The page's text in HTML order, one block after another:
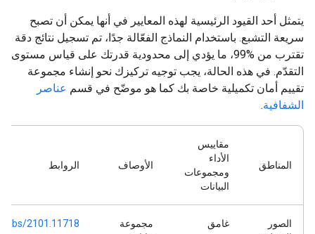
يتمثل أحد القيود الرئيسية لهذه المعايير في أنها يمكن أن تصبح
سريعة التشبع. باستخدام النماذج الفعّالة جدًا، تم تسجيل نتائج دقة
تقترب من %99، ما يؤدي إلى محدودية قدرتك على قياس مستوى
التقدّم. في هذه الحالة، يجب توجيه تركيزك نحو إنشاء مجموعة
تقييم أمان تكميلية خاصة بك كما هو موضّح في قسم عناصر
الشفافية.
المناطق
مقاييس
الأداء
ومجموعات
البيانات
الأوصاف الروابط
الصور
غامق
مجموعة
abs/2101.11718